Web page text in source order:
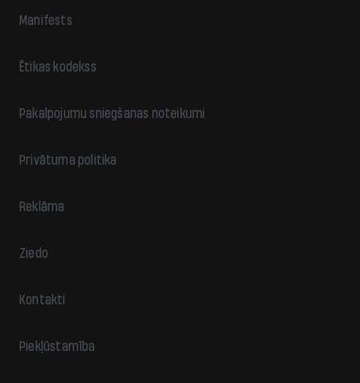
Manifests
Ētikas kodekss
Pakalpojumu sniegšanas noteikumi
Privātuma politika
Reklāma
Ziedo
Kontakti
Piekļūstamība